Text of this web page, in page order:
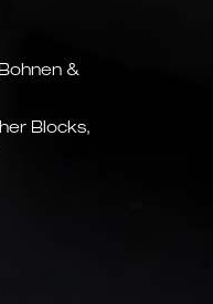
&
Blocks,